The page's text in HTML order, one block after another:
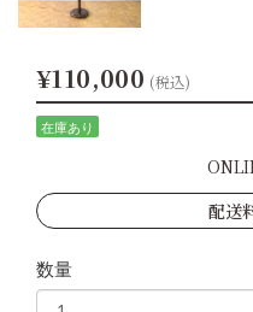
¥110,000 (税込)
在庫あり
配送
数量